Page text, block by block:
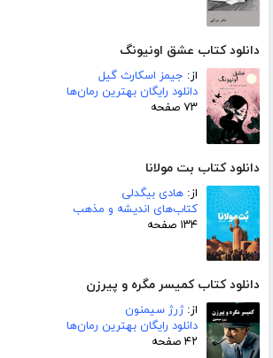
دانلود کتاب عشق اونیونگ
از: جیمز اسکارث گیل
دانلود رایگان بهترین رمان‌ها
۷۳ صفحه
دانلود کتاب بت مولانا
از: هادی بیگدلی
کتاب‌های اندیشه و مذهب
۱۳۴ صفحه
دانلود کتاب کمیسر مگره و پیرزن
از:ژرژ سیمنون
دانلود رایگان بهترین رمان‌ها
۴۲ صفحه